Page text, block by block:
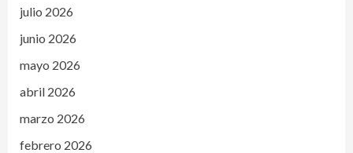
julio 2026
junio 2026
mayo 2026
abril 2026
marzo 2026
febrero 2026